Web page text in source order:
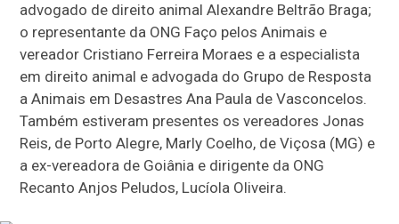
advogado de direito animal Alexandre Beltrão Braga;
o representante da ONG Faço pelos Animais e
vereador Cristiano Ferreira Moraes e a especialista
em direito animal e advogada do Grupo de Resposta
a Animais em Desastres Ana Paula de Vasconcelos.
Também estiveram presentes os vereadores Jonas
Reis, de Porto Alegre, Marly Coelho, de Viçosa (MG) e
a ex-vereadora de Goiânia e dirigente da ONG
Recanto Anjos Peludos, Lucíola Oliveira.